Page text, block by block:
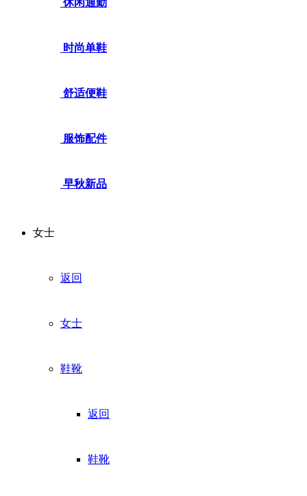
时尚单鞋
舒适便鞋
服饰配件
早秋新品
女士
返回
女士
鞋靴
返回
鞋靴